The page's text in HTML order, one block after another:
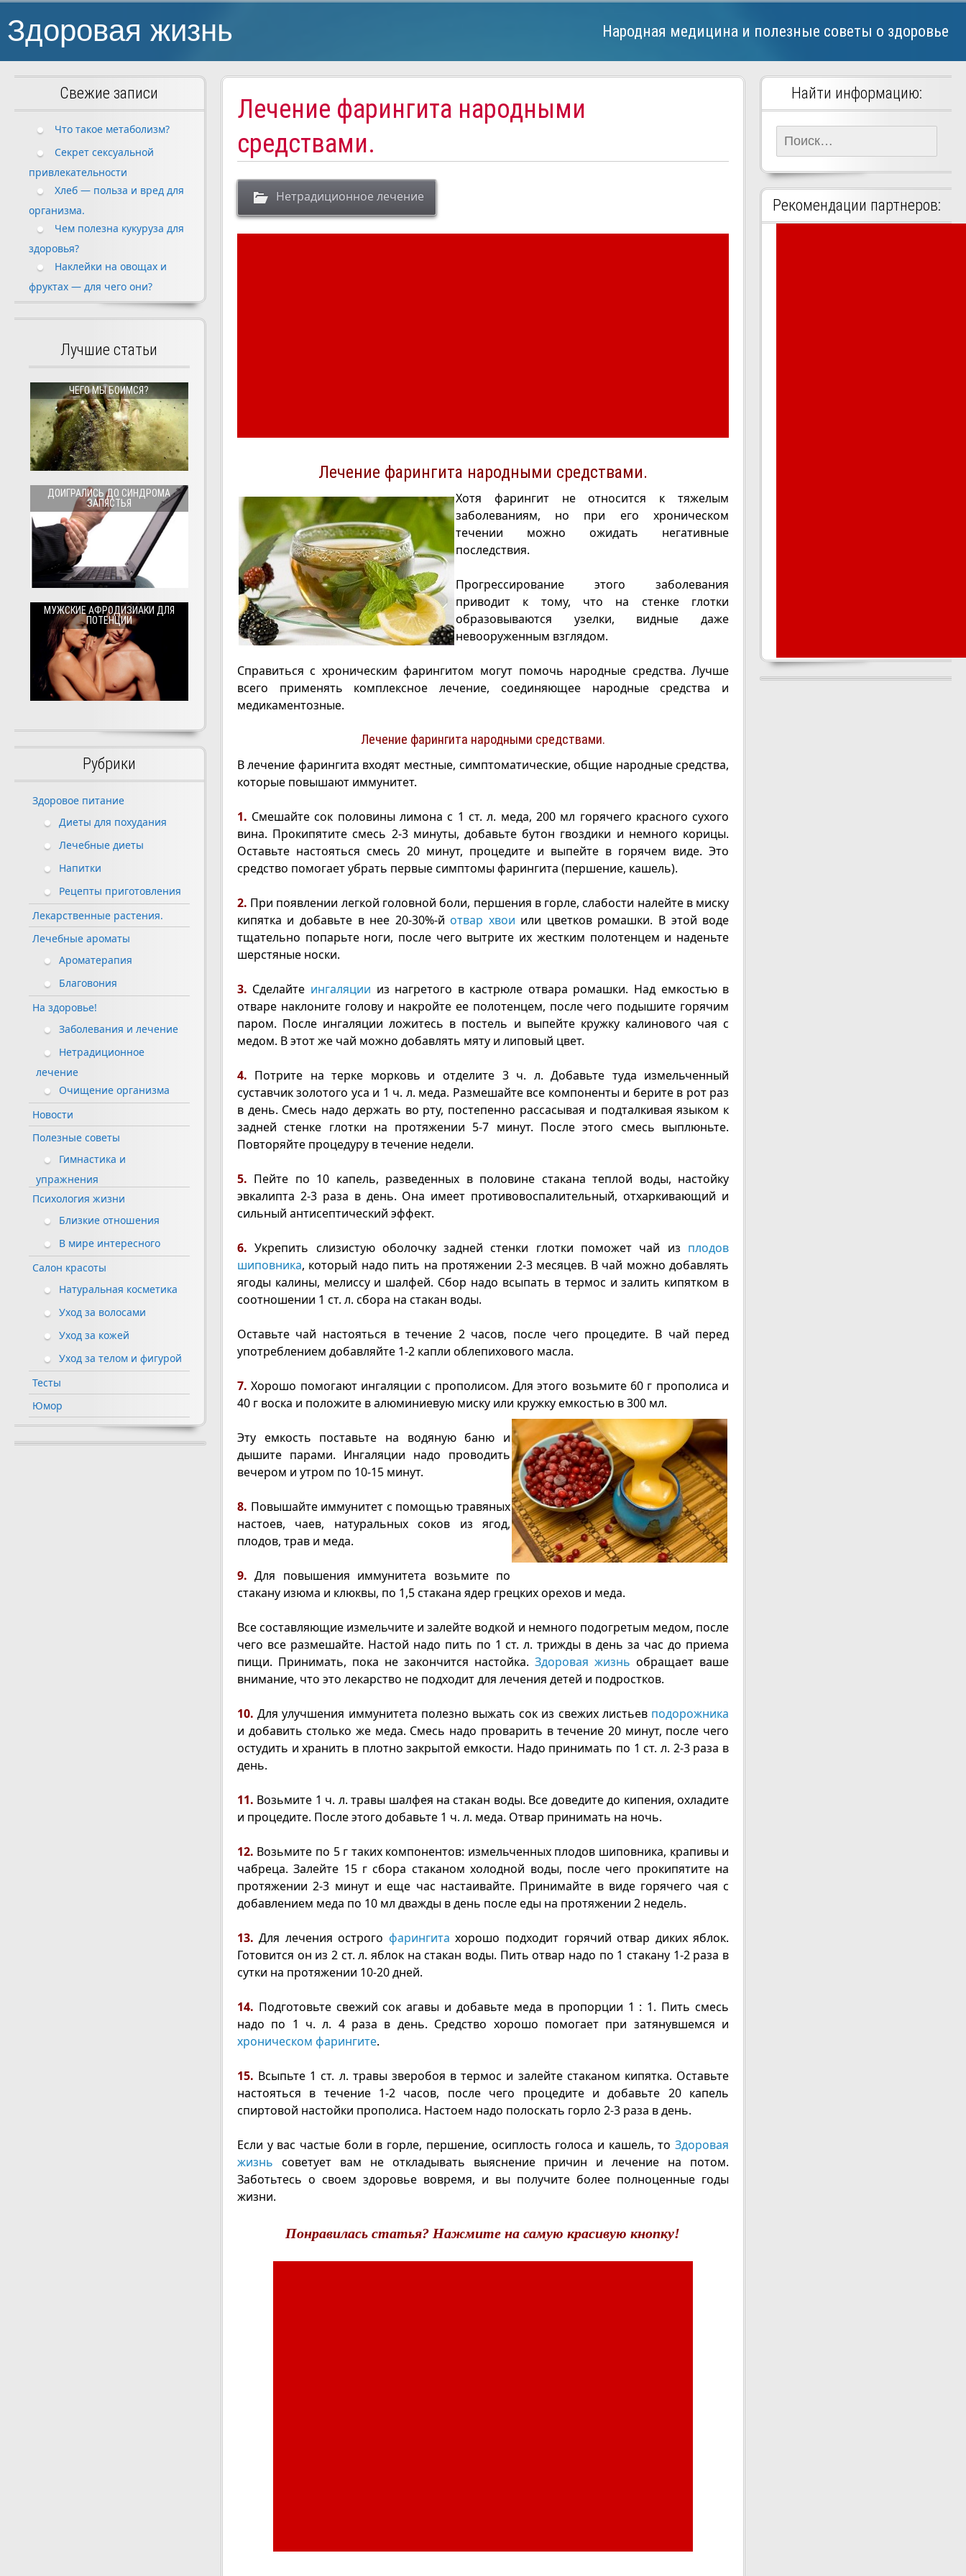
Здоровая жизнь Народная медицина и полезные советы о здоровье
Лечение фарингита народными
средствами.
Нетрадиционное лечение
Лечение фарингита народными средствами.
Хотя фарингит не относится к тяжелым
заболеваниям, но при его хроническом
течении можно ожидать негативные
последствия.
Прогрессирование этого заболевания
приводит к тому, что на стенке глотки
образовываются узелки, видные даже
невооруженным взглядом.
Справиться с хроническим фарингитом могут помочь народные средства. Лучше
всего применять комплексное лечение, соединяющее народные средства и
медикаментозные.
Лечение фарингита народными средствами.
В лечение фарингита входят местные, симптоматические, общие народные средства,
которые повышают иммунитет.
1. Смешайте сок половины лимона с 1 ст. л. меда, 200 мл горячего красного сухого
вина. Прокипятите смесь 2-3 минуты, добавьте бутон гвоздики и немного корицы.
Оставьте настояться смесь 20 минут, процедите и выпейте в горячем виде. Это
средство помогает убрать первые симптомы фарингита (першение, кашель).
2. При появлении легкой головной боли, першения в горле, слабости налейте в миску
кипятка и добавьте в нее 20-30%-йотвар хвои или цветков ромашки. В этой воде
тщательно попарьте ноги, после чего вытрите их жестким полотенцем и наденьте
шерстяные носки.
3. Сделайте ингаляции из нагретого в кастрюле отвара ромашки. Над емкостью в
отваре наклоните голову и накройте ее полотенцем, после чего подышите горячим
паром. После ингаляции ложитесь в постель и выпейте кружку калинового чая с
медом. В этот же чай можно добавлять мяту и липовый цвет.
4. Потрите на терке морковь и отделите 3 ч. л. Добавьте туда измельченный
суставчик золотого уса и 1 ч. л. меда. Размешайте все компоненты и берите в рот раз
в день. Смесь надо держать во рту, постепенно рассасывая и подталкивая языком к
задней стенке глотки на протяжении 5-7 минут. После этого смесь выплюньте.
Повторяйте процедуру в течение недели.
5. Пейте по 10 капель, разведенных в половине стакана теплой воды, настойку
эвкалипта 2-3 раза в день. Она имеет противовоспалительный, отхаркивающий и
сильный антисептический эффект.
6. Укрепить слизистую оболочку задней стенки глотки поможет чай из плодов
шиповника, который надо пить на протяжении 2-3 месяцев. В чай можно добавлять
ягоды калины, мелиссу и шалфей. Сбор надо всыпать в термос и залить кипятком в
соотношении 1 ст. л. сбора на стакан воды.
Оставьте чай настояться в течение 2 часов, после чего процедите. В чай перед
употреблением добавляйте 1-2 капли облепихового масла.
7. Хорошо помогают ингаляции с прополисом. Для этого возьмите 60 г прополиса и
40 г воска и положите в алюминиевую миску или кружку емкостью в300 мл.
Эту емкость поставьте на водяную баню и
дышите парами. Ингаляции надо проводить
вечером и утром по 10-15 минут.
8. Повышайте иммунитет с помощью травяных
настоев, чаев, натуральных соков из ягод,
плодов, трав и меда.
9. Для повышения иммунитета возьмите по
стакану изюма и клюквы, по 1,5 стакана ядер грецких орехов и меда.
Все составляющие измельчите и залейте водкой и немного подогретым медом, после
чего все размешайте. Настой надо пить по 1 ст. л. трижды в день за час до приема
пищи. Принимать, пока не закончится настойка.Здоровая жизнь обращает ваше
внимание, что это лекарство не подходит для лечения детей и подростков.
10. Для улучшения иммунитета полезно выжать сок из свежих листьев подорожника
и добавить столько же меда. Смесь надо проварить в течение 20 минут, после чего
остудить и хранить в плотно закрытой емкости. Надо принимать по 1 ст. л. 2-3 раза в
день.
11. Возьмите 1 ч. л. травы шалфея на стакан воды. Все доведите до кипения, охладите
и процедите. После этого добавьте 1 ч. л. меда. Отвар принимать на ночь.
12. Возьмите по 5 г таких компонентов: измельченных плодов шиповника, крапивы и
чабреца. Залейте 15 г сбора стаканом холодной воды, после чего прокипятите на
протяжении 2-3 минут и еще час настаивайте. Принимайте в виде горячего чая с
добавлением меда по 10 мл дважды в день после еды на протяжении 2 недель.
13. Для лечения острого фарингита хорошо подходит горячий отвар диких яблок.
Готовится он из 2 ст. л. яблок на стакан воды. Пить отвар надо по 1 стакану 1-2 раза в
сутки на протяжении 10-20 дней.
14. Подготовьте свежий сок агавы и добавьте меда в пропорции 1 : 1. Пить смесь
надо по 1 ч. л. 4 раза в день. Средство хорошо помогает при затянувшемся и
хроническом фарингите.
15. Всыпьте 1 ст. л. травы зверобоя в термос и залейте стаканом кипятка. Оставьте
настояться в течение 1-2 часов, после чего процедите и добавьте 20 капель
спиртовой настойки прополиса. Настоем надо полоскать горло 2-3 раза в день.
Если у вас частые боли в горле, першение, осиплость голоса и кашель, тоЗдоровая
жизнь советует вам не откладывать выяснение причин и лечение на потом.
Заботьтесь о своем здоровье вовремя, и вы получите более полноценные годы
жизни.
Понравилась статья? Нажмите на самую красивую кнопку!
Свежие записи
Что такое метаболизм?
Секрет сексуальной
привлекательности
Хлеб — польза и вред для
организма.
Чем полезна кукуруза для
здоровья?
Наклейки на овощах и
фруктах — для чего они?
Лучшие статьи
ЧЕГО МЫ БОИМСЯ?
ДОИГРАЛИСЬ ДО СИНДРОМА
ЗАПЯСТЬЯ
МУЖСКИЕ АФРОДИЗИАКИ ДЛЯ
ПОТЕНЦИИ
Рубрики
Здоровое питание
Диеты для похудания
Лечебные диеты
Напитки
Рецепты приготовления
Лекарственные растения.
Лечебные ароматы
Ароматерапия
Благовония
На здоровье!
Заболевания и лечение
Нетрадиционное
лечение
Очищение организма
Новости
Полезные советы
Гимнастика и
упражнения
Психология жизни
Близкие отношения
В мире интересного
Салон красоты
Натуральная косметика
Уход за волосами
Уход за кожей
Уход за телом и фигурой
Тесты
Юмор
Найти информацию:
Рекомендации партнеров: